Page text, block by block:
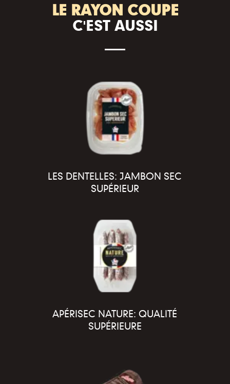
LE RAYON COUPE
C'EST AUSSI
LES DENTELLES: JAMBON SEC
SUPÉRIEUR
APÉRISEC NATURE: QUALITÉ
SUPÉRIEURE